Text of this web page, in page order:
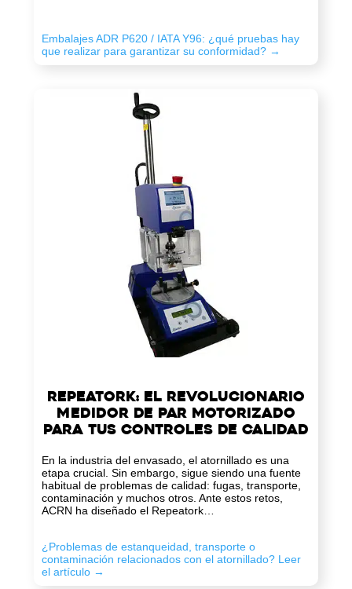
Embalajes ADR P620 / IATA Y96: ¿qué pruebas hay
que realizar para garantizar su conformidad? →
Repeatork: el revolucionario
medidor de par motorizado
para tus controles de calidad
En la industria del envasado, el atornillado es una
etapa crucial. Sin embargo, sigue siendo una fuente
habitual de problemas de calidad: fugas, transporte,
contaminación y muchos otros. Ante estos retos,
ACRN ha diseñado el Repeatork…
¿Problemas de estanqueidad, transporte o
contaminación relacionados con el atornillado? Leer
el artículo →